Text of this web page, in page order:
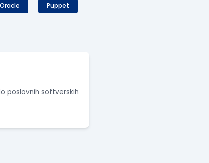
Oracle Puppet
poslovnih softverskih